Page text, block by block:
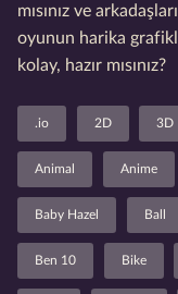
mısınız ve
oyunun harika
kolay, hazır mısınız?
.io 2D 3D
Animal Anime
Baby Hazel Ball
Ben 10 Bike